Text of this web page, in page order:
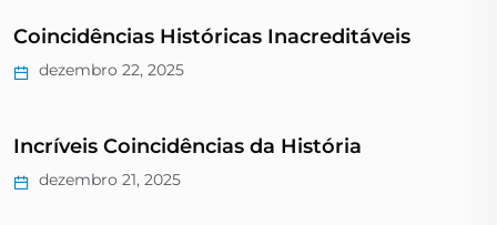
Coincidências Históricas Inacreditáveis
dezembro 22, 2025
Incríveis Coincidências da História
dezembro 21, 2025